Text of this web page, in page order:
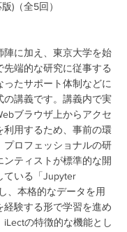
)（全5回）
陣に加え、東京大学を始
端的な研究に従事する
ったサポート体制などに
の講義です。講義内で実
ブラウザ上からアクセ
利用するため、事前の環
プロフェッショナルの研
ンティストが標準的な開
ている「Jupyter
、本格的なデータを用
経験する形で学習を進め
iLectの特徴的な機能とし